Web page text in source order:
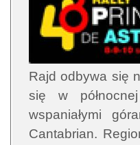
Rajd odbywa się
się w
wspaniałymi
Cantabrian.